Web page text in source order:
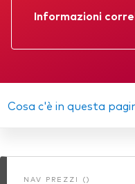
Azionario
Obbligazionario
Informazioni
Prospetto
KID
Relazione
Cosa c'è in questa
NAV PREZZI ()